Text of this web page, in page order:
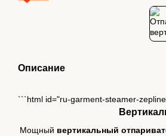
Описание
```html id="ru-garment-steamer-
Мощный вертикальный